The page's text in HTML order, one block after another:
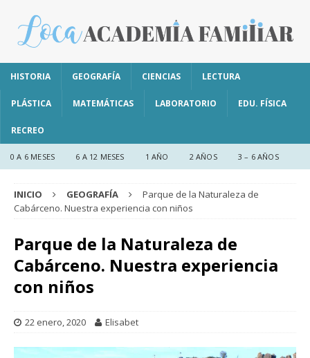
HISTORIA GEOGRAFÍA CIENCIAS LECTURA
PLÁSTICA MATEMÁTICAS LABORATORIO EDU. FÍSICA
RECREO
0 A 6 MESES 6 A 12 MESES 1 AÑO 2 AÑOS 3 – 6 AÑOS
INICIO GEOGRAFÍA
Parque de la Naturaleza de
Cabárceno. Nuestra experiencia con niños
Parque de la Naturaleza de
Cabárceno. Nuestra experiencia
con niños
22 enero, 2020 Elisabet